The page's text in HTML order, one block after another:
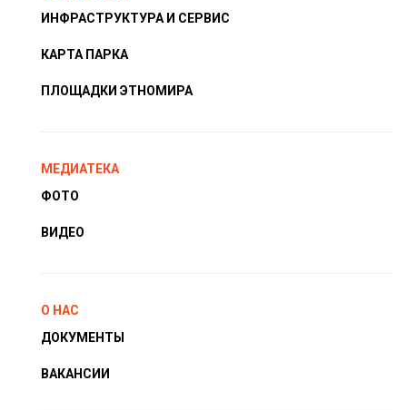
ИНФРАСТРУКТУРА И СЕРВИС
КАРТА ПАРКА
ПЛОЩАДКИ ЭТНОМИРА
МЕДИАТЕКА
ФОТО
ВИДЕО
О НАС
ДОКУМЕНТЫ
ВАКАНСИИ